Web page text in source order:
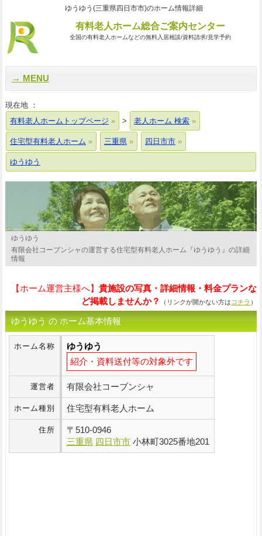
ゆうゆう(三重県四日市市)のホーム情報詳細
有料老人ホーム総合ご案内センター
全国の有料老人ホームなどの無料入居相談/資料請求/見学予約
MENU
現在地 ：
有料老人ホームトップページ
> 老人ホーム 検索
住宅型有料老人ホーム 三重県 四日市市
ゆうゆう
ゆうゆう
有限会社コーブンシャの運営する住宅型有料老人ホーム『ゆうゆう』の詳細
情報
【ホーム運営主様へ】貴施設の写真・詳細情報・料金プランな
ど掲載しませんか？
（リンクが開かない方は コチラ ）
ゆうゆう の ホーム基本情報
ホーム名称
ゆうゆう
紹介・資料送付等の対象外です
運営者 有限会社コーブンシャ
ホーム種別 住宅型有料老人ホーム
住所 〒 510-0946
三重県 四日市市 小林町3025番地201